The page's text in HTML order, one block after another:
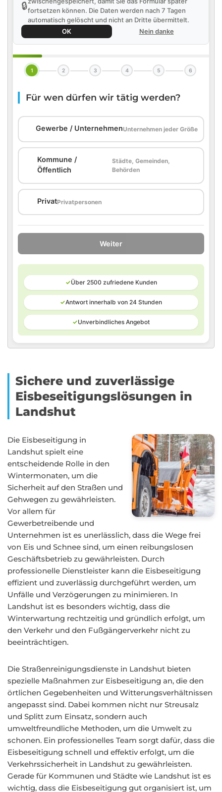
🔒fortsetzen können. Die Daten werden nach 7 Tagen
automatisch gelöscht und nicht an Dritte übermittelt.
OK
Nein danke
1 2 3 4 5 6
Für wen dürfen wir tätig werden?
Gewerbe / UnternehmenUnternehmen jeder Größe
Kommune /
Öffentlich
Städte, Gemeinden,
Behörden
PrivatPrivatpersonen
Weiter
✓Über 2500 zufriedene Kunden
✓Antwort innerhalb von 24 Stunden
✓Unverbindliches Angebot
Sichere und zuverlässige
Eisbeseitigungslösungen in
Landshut
Die Eisbeseitigung in
Landshut spielt eine
entscheidende Rolle in den
Wintermonaten, um die
Sicherheit auf den Straßen und
Gehwegen zu gewährleisten.
Vor allem für
Gewerbetreibende und
Unternehmen ist es unerlässlich, dass die Wege frei
von Eis und Schnee sind, um einen reibungslosen
Geschäftsbetrieb zu gewährleisten. Durch
professionelle Dienstleister kann die Eisbeseitigung
effizient und zuverlässig durchgeführt werden, um
Unfälle und Verzögerungen zu minimieren. In
Landshut ist es besonders wichtig, dass die
Winterwartung rechtzeitig und gründlich erfolgt, um
den Verkehr und den Fußgängerverkehr nicht zu
beeinträchtigen.
Die Straßenreinigungsdienste in Landshut bieten
spezielle Maßnahmen zur Eisbeseitigung an, die den
örtlichen Gegebenheiten und Witterungsverhältnissen
angepasst sind. Dabei kommen nicht nur Streusalz
und Splitt zum Einsatz, sondern auch
umweltfreundliche Methoden, um die Umwelt zu
schonen. Ein professionelles Team sorgt dafür, dass die
Eisbeseitigung schnell und effektiv erfolgt, um die
Verkehrssicherheit in Landshut zu gewährleisten.
Gerade für Kommunen und Städte wie Landshut ist es
wichtig, dass die Eisbeseitigung gut organisiert ist, um